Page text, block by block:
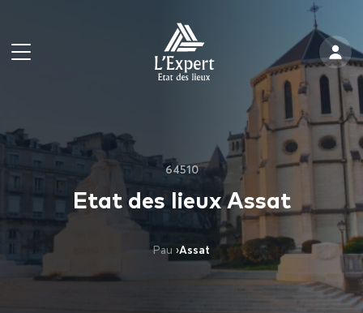
64510
Etat des lieux Assat
Pau ›Assat